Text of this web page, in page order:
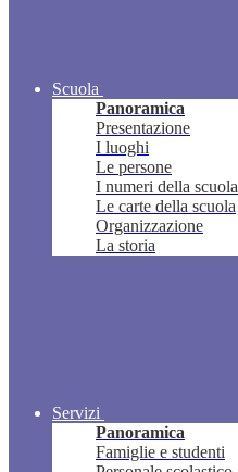
Scuola
Panoramica
Presentazione
I luoghi
Le persone
I numeri della scuola
Le carte della scuola
Organizzazione
La storia
Servizi
Panoramica
Famiglie e studenti